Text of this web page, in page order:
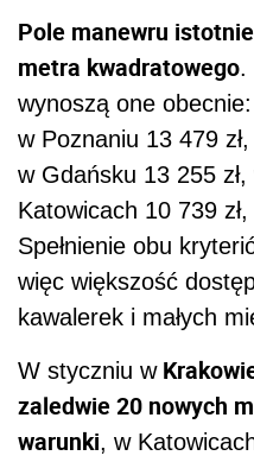
Pole manewru
metra kwadratowego.
wynoszą one
w Poznaniu 13 479
w Gdańsku 13 255
Katowicach 10 739
Spełnienie obu
więc większość
kawalerek i małych
W styczniu w
zaledwie 20 nowych
warunki, w